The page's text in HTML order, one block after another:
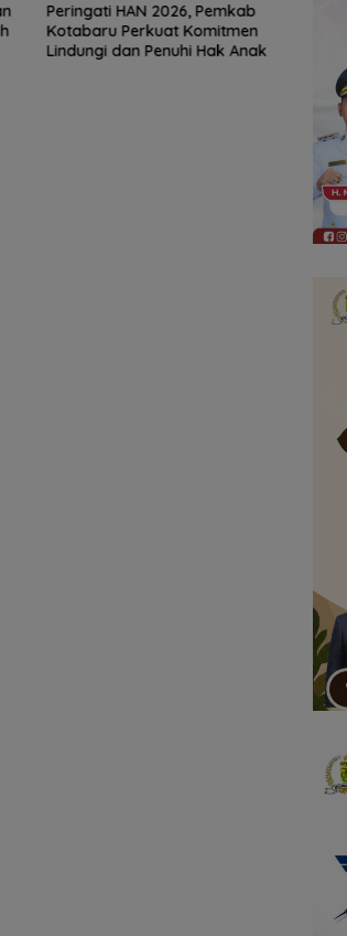
Jaga Kondusivitas HSS,
Intelkam Polda Kalsel Dorong
Persatuan dan Musyawarah